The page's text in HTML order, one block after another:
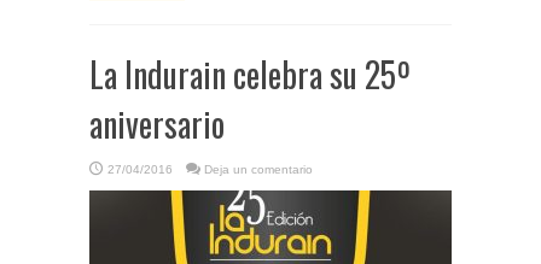
La Indurain celebra su 25º
aniversario
27/04/2016 Deja un comentario